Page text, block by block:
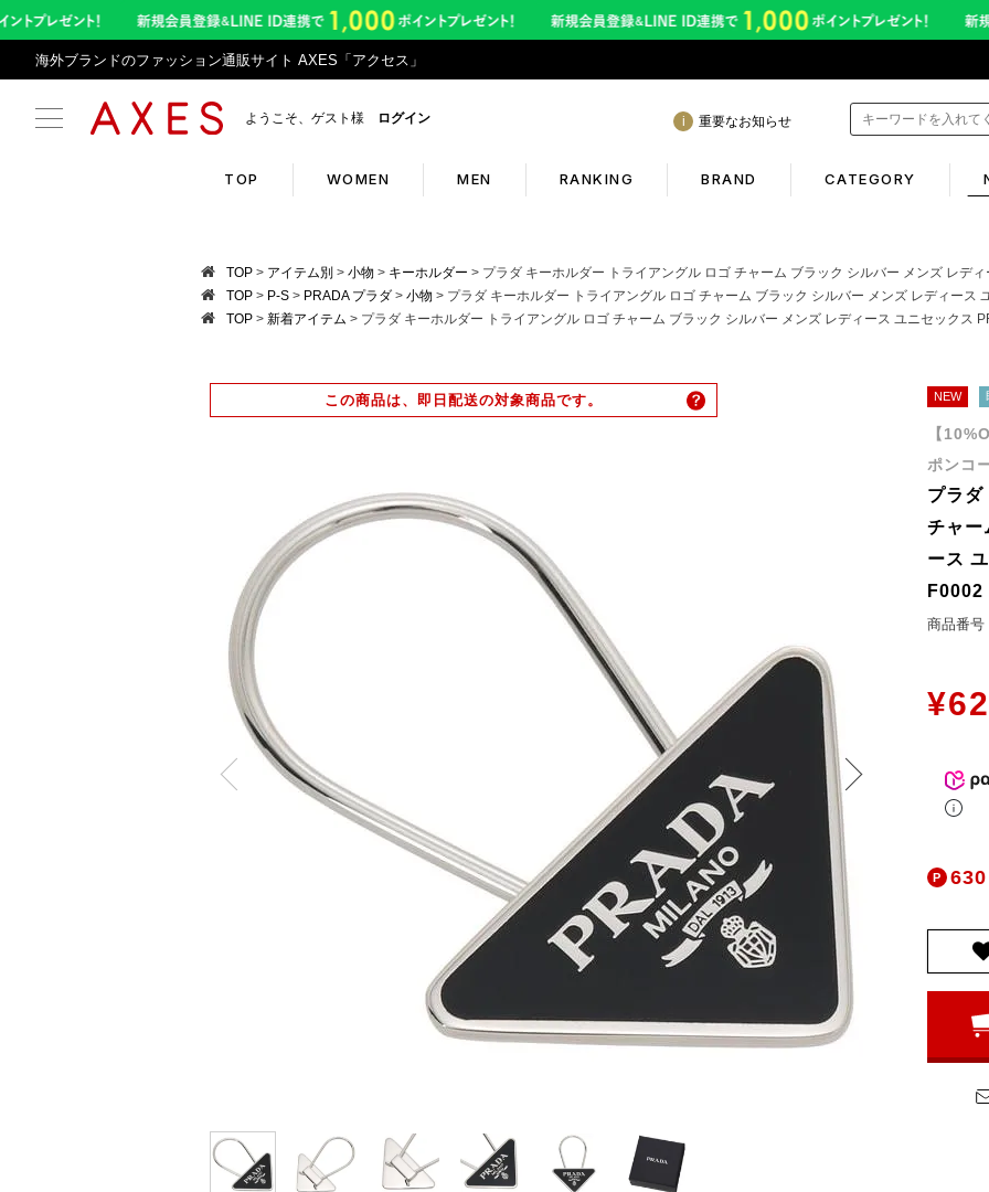
海外ブランドのファッション通販サイト AXES「アクセス」
ようこそ、ゲスト様 ログイン 重要なお知らせ
TOP WOMEN MEN RANKING BRAND CATEGORY
Information
アプリサービス終了のお知らせ
Members Service
Shopping guide
TOP アイテム別 小物 キーホルダー
プラダ キーホルダー トライアングル ロゴ チャーム ブラック シルバー メンズ レディース ユ
TOP
P-S PRADA プラダ 小物
プラダ キーホルダー トライアングル ロゴ チャーム ブラック シルバー メンズ レディース ユニ
TOP
新着アイテム プラダ キーホルダー トライアングル ロゴ チャーム ブラック シルバー メンズ レディース ユニセックス
この商品は、即日配送の対象商品です。 NEW
【
ポンコ
プラダ
チャー
ース
F0002
商品番号
¥
630